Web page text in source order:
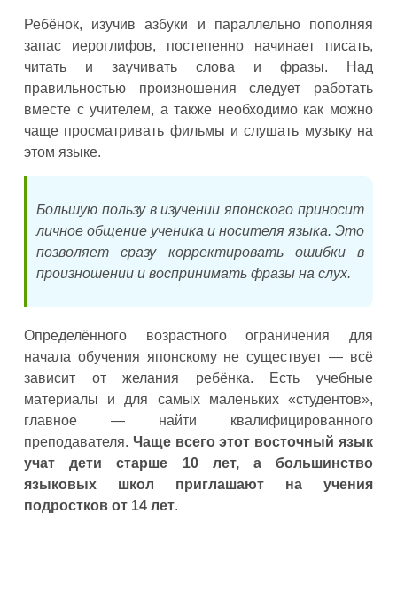
Ребёнок, изучив азбуки и параллельно пополняя
запас иероглифов, постепенно начинает писать,
читать и заучивать слова и фразы. Над
правильностью произношения следует работать
вместе с учителем, а также необходимо как можно
чаще просматривать фильмы и слушать музыку на
этом языке.
Большую пользу в изучении японского приносит
личное общение ученика и носителя языка. Это
позволяет сразу корректировать ошибки в
произношении и воспринимать фразы на слух.
Определённого возрастного ограничения для
начала обучения японскому не существует — всё
зависит от желания ребёнка. Есть учебные
материалы и для самых маленьких «студентов»,
главное — найти квалифицированного
преподавателя. Чаще всего этот восточный язык
учат дети старше 10 лет, а большинство
языковых школ приглашают на учения
подростков от 14 лет.